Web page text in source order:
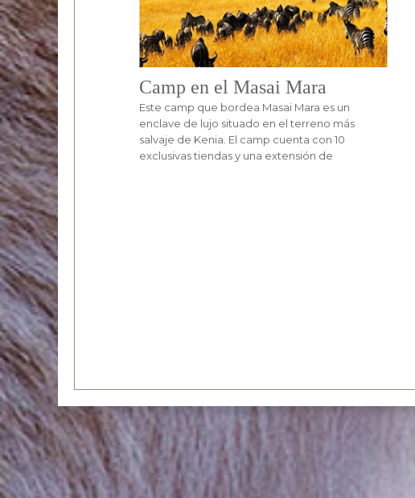
Camp en el Masai Mara
Este camp que bordea Masai Mara es un
enclave de lujo situado en el terreno más
salvaje de Kenia. El camp cuenta con 10
exclusivas tiendas y una extensión de